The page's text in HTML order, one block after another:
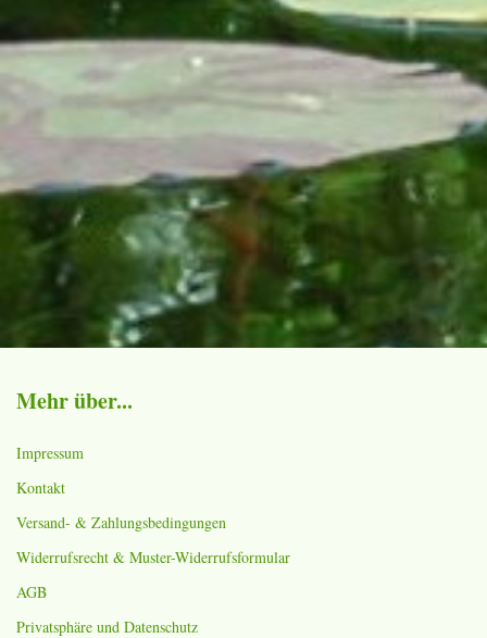
Mehr über...
Impressum
Kontakt
Versand- & Zahlungsbedingungen
Widerrufsrecht & Muster-Widerrufsformular
AGB
Privatsphäre und Datenschutz